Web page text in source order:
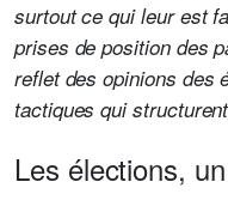
surtout ce qui leur est
prises de position des
reflet des opinions des
tactiques qui
Les élections,